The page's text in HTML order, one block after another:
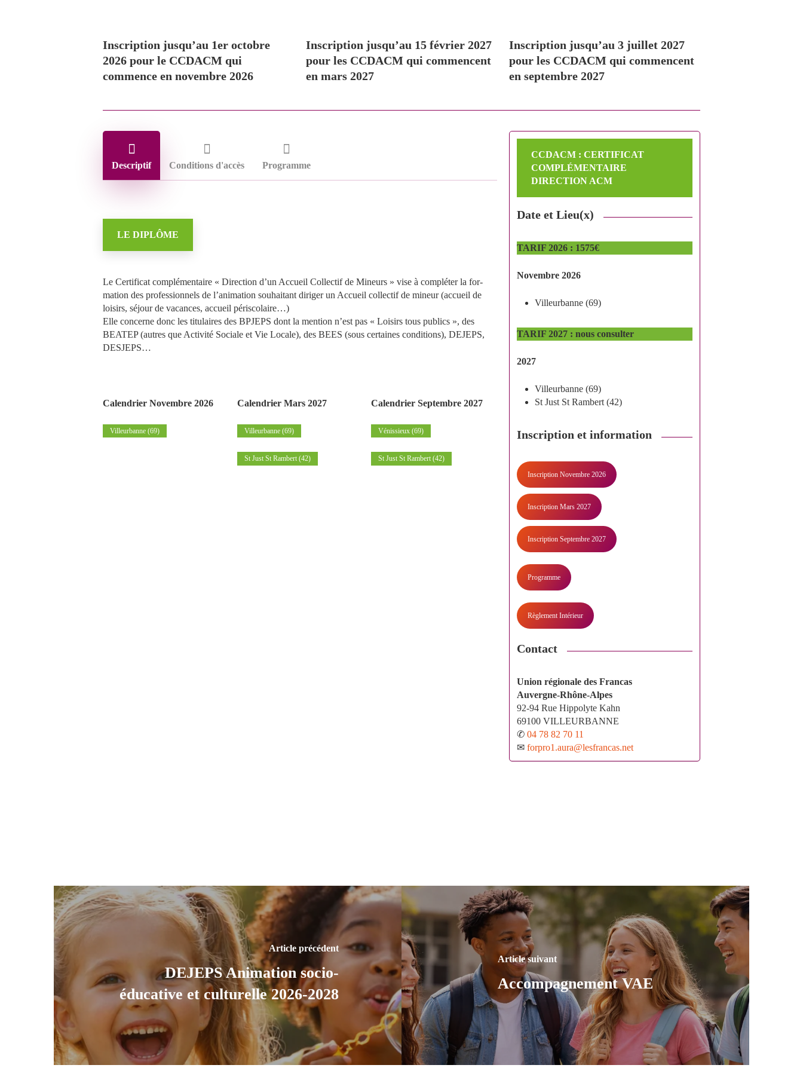
Inscription jusqu’au 1er octobre
2026 pour le CCDACM qui
commence en novembre 2026
Inscription jusqu’au 15 février 2027
pour les CCDACM qui commencent
en mars 2027
Inscription jusqu’au 3 juillet 2027
pour les CCDACM qui commencent
en septembre 2027
Descriptif Conditions d'accès Programme
LE DIPLÔME
Le Certificat complémentaire « Direction d’un Accueil Collectif de Mineurs » vise à compléter la for-
mation des professionnels de l’animation souhaitant diriger un Accueil collectif de mineur (accueil de
loisirs, séjour de vacances, accueil périscolaire…)
Elle concerne donc les titulaires des BPJEPS dont la mention n’est pas « Loisirs tous publics », des
BEATEP (autres que Activité Sociale et Vie Locale), des BEES (sous certaines conditions), DEJEPS,
DESJEPS…
Calendrier Novembre 2026
Villeurbanne (69)
Calendrier Mars 2027
Villeurbanne (69)
St Just St Rambert (42)
Calendrier Septembre 2027
Vénissieux (69)
St Just St Rambert (42)
CCDACM : CERTIFICAT
COMPLÉMENTAIRE
DIRECTION ACM
Date et Lieu(x)
TARIF 2026 : 1575€
Novembre 2026
Villeurbanne (69)
TARIF 2027 : nous consulter
2027
Villeurbanne (69)
St Just St Rambert (42)
Inscription et information
Inscription Novembre 2026
Inscription Mars 2027
Inscription Septembre 2027
Programme
Règlement Intérieur
Contact
Union régionale des Francas
Auvergne-Rhône-Alpes
92-94 Rue Hippolyte Kahn
69100 VILLEURBANNE
✆ 04 78 82 70 11
✉ forpro1.aura@lesfrancas.net
Article précédent
DEJEPS Animation socio-
éducative et culturelle 2026-2028
Article suivant
Accompagnement VAE